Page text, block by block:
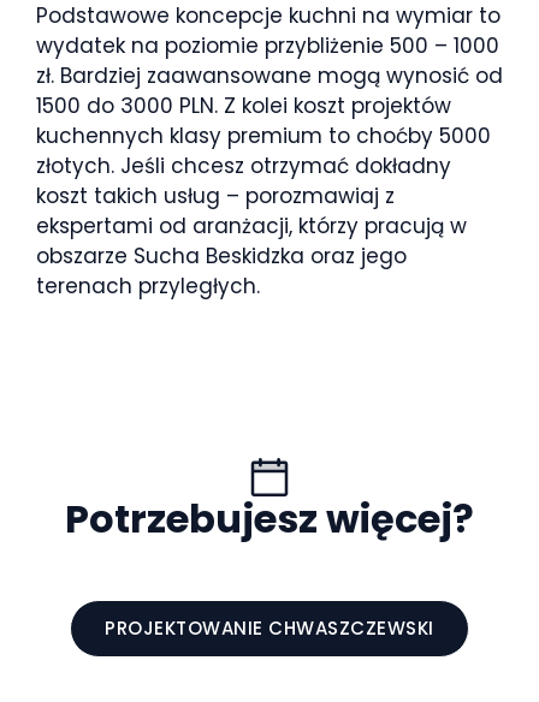
Podstawowe koncepcje kuchni na wymiar to
wydatek na poziomie przybliżenie 500 – 1000
zł. Bardziej zaawansowane mogą wynosić od
1500 do 3000 PLN. Z kolei koszt projektów
kuchennych klasy premium to choćby 5000
złotych. Jeśli chcesz otrzymać dokładny
koszt takich usług – porozmawiaj z
ekspertami od aranżacji, którzy pracują w
obszarze Sucha Beskidzka oraz jego
terenach przyległych.
Potrzebujesz więcej?
PROJEKTOWANIE CHWASZCZEWSKI